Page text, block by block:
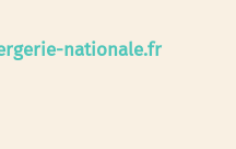
nationale.fr